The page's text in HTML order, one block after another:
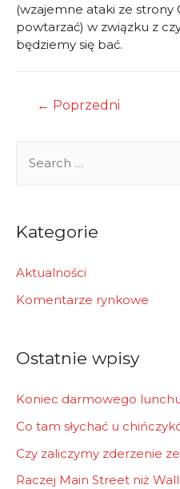
(wzajemne ataki ze strony
powtarzać) w związku z
będziemy się bać.
Nawigacja
← Poprzedni
r
h
f
Kategorie
Aktualności
Komentarze rynkowe
Ostatnie wpisy
Koniec darmowego
Co tam słychać u
Czy zaliczymy zderzenie
Raczej Main Street niż